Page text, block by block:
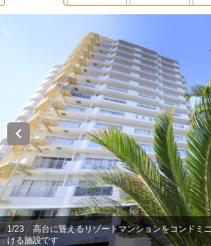
1/23
高台に聳えるリゾートマンションをコンドミ
ける施設です